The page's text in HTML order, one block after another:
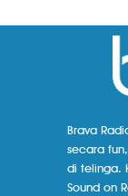
Brava
secara
di telinga.
Sound on